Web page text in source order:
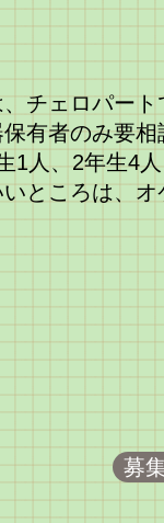
チェロパート
有者のみ要
1人、2年生4
ところは、
募